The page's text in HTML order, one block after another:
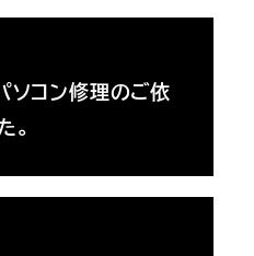
ソコン修理のご依
。